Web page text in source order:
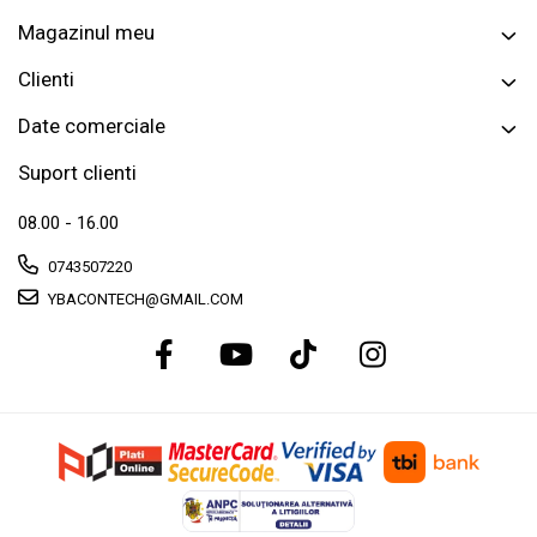
Magazinul meu
Clienti
Date comerciale
Suport clienti
08.00 - 16.00
0743507220
YBACONTECH@GMAIL.COM